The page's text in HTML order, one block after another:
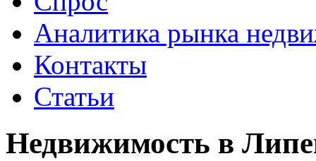
Аналитика рынка
Контакты
Статьи
Недвижимость в